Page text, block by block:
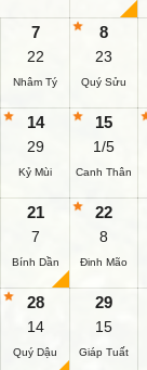
7
22
Nhâm Tý
8
23
Quý Sửu
14
29
Kỷ Mùi
15
1/5
Canh Thân
21
7
Bính Dần
22
8
Đinh Mão
28
14
Quý Dậu
29
15
Giáp Tuất